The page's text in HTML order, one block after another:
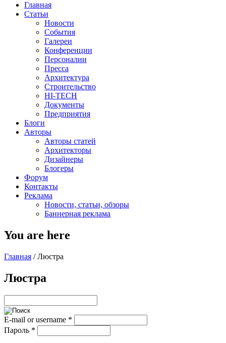
Главная
Статьи
Новости
События
Галереи
Конференции
Персоналии
Пресса
Архитектура
Строительство
HI-TECH
Документы
Предприятия
Блоги
Авторы
Авторы статей
Архитекторы
Дизайнеры
Блогеры
Форум
Контакты
Реклама
Новости, статьи, обзоры
Баннерная реклама
You are here
Главная / Люстра
Люстра
E-mail or username *
Пароль *